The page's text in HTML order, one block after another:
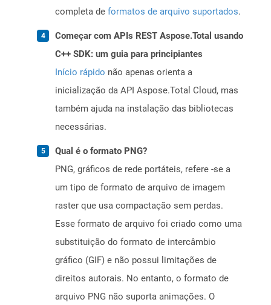
completa de formatos de arquivo suportados.
Começar com APIs REST Aspose.Total usando
C++ SDK: um guia para principiantes
Início rápido não apenas orienta a
inicialização da API Aspose.Total Cloud, mas
também ajuda na instalação das bibliotecas
necessárias.
Qual é o formato PNG?
PNG, gráficos de rede portáteis, refere -se a
um tipo de formato de arquivo de imagem
raster que usa compactação sem perdas.
Esse formato de arquivo foi criado como uma
substituição do formato de intercâmbio
gráfico (GIF) e não possui limitações de
direitos autorais. No entanto, o formato de
arquivo PNG não suporta animações. O